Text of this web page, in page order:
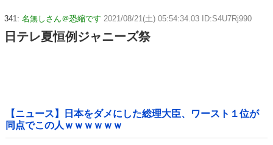
341: 名無しさん＠恐縮です 2021/08/21(土) 05:54:34.03 ID:S4U7Rj990
日テレ夏恒例ジャニーズ祭
【ニュース】日本をダメにした総理大臣、ワースト１位が
同点でこの人ｗｗｗｗｗｗ